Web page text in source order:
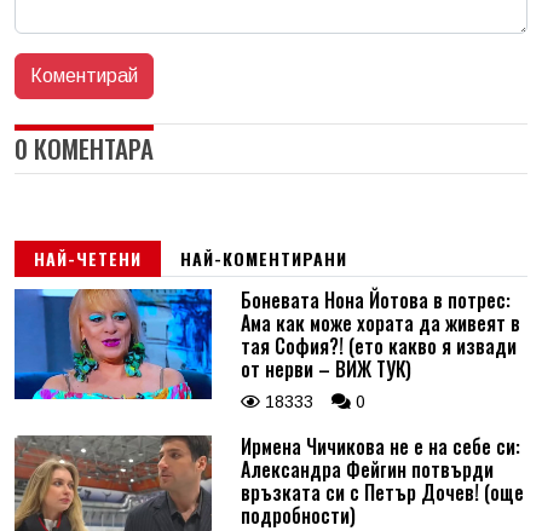
0 КОМЕНТАРА
НАЙ-ЧЕТЕНИ НАЙ-КОМЕНТИРАНИ
Боневата Нона Йотова в потрес:
Ама как може хората да живеят в
тая София?! (ето какво я извади
от нерви – ВИЖ ТУК)
18333 0
Ирмена Чичикова не е на себе си:
Александра Фейгин потвърди
връзката си с Петър Дочев! (още
подробности)